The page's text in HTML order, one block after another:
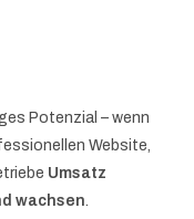
Potenzial – wenn
Website,
Umsatz
wachsen.